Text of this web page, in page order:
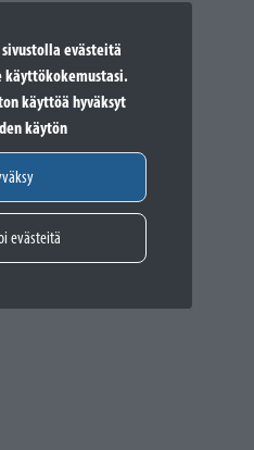
evästeitä
käyttökokemustasi.
käyttöä hyväksyt
käytön
evästeitä
1 500